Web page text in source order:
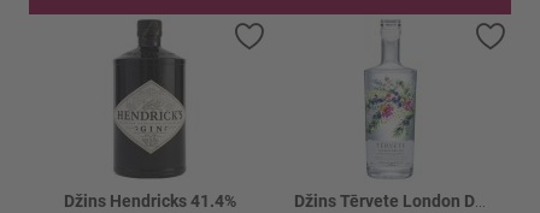
Džins Hendricks 41.4%